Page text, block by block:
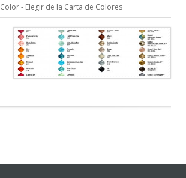
Color - Elegir de la Carta de Colores